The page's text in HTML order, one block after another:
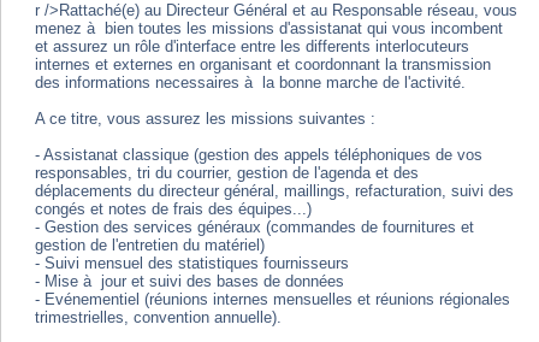
r />Rattaché(e) au Directeur Général et au Responsable réseau, vous
menez à bien toutes les missions d'assistanat qui vous incombent
et assurez un rôle d'interface entre les differents interlocuteurs
internes et externes en organisant et coordonnant la transmission
des informations necessaires à la bonne marche de l'activité.
A ce titre, vous assurez les missions suivantes :
- Assistanat classique (gestion des appels téléphoniques de vos
responsables, tri du courrier, gestion de l'agenda et des
déplacements du directeur général, maillings, refacturation, suivi des
congés et notes de frais des équipes...)
- Gestion des services généraux (commandes de fournitures et
gestion de l'entretien du matériel)
- Suivi mensuel des statistiques fournisseurs
- Mise à jour et suivi des bases de données
- Evénementiel (réunions internes mensuelles et réunions régionales
trimestrielles, convention annuelle).